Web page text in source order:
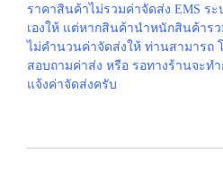
ราคาสินค้าไม่รวมค่าจัดส่ง EMS ร
เองให้ แต่หากสินค้านำหนักสินค้ารว
ไม่คำนวนค่าจัดส่งให้ ท่านสามารถ โ
สอบถามค่าส่ง หรือ รอทางร้านจะท
แจ้งค่าจัดส่งครับ